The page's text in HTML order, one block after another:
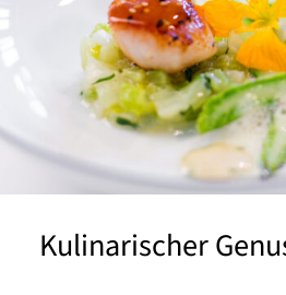
Kulinarischer